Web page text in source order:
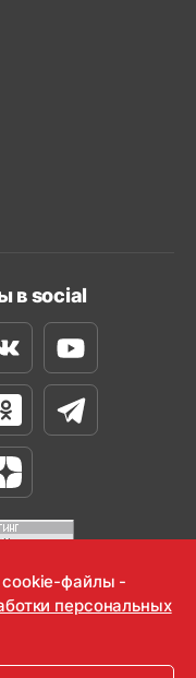
в social
ВконтактеYoutube
Одноклассники
Телеграм
Яндекс Дзен
cookie-файлы -
персональных